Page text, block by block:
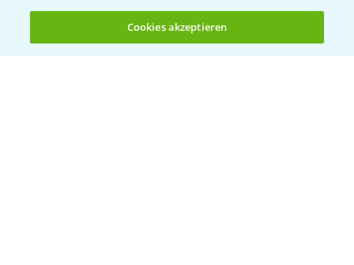
(noch 4)
Folgen Sie uns
Cookies akzeptieren